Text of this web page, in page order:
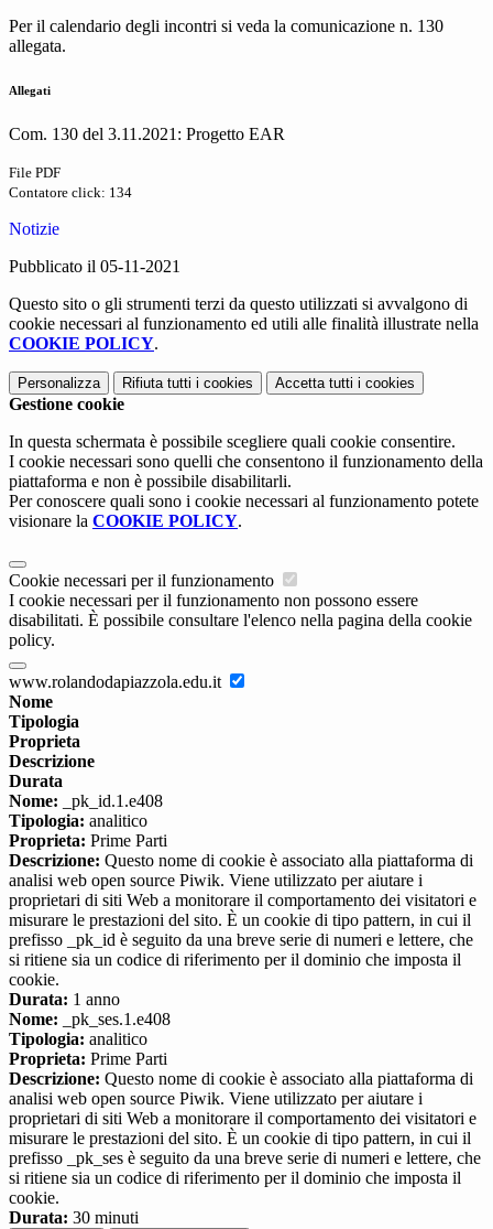
Per il calendario degli incontri si veda la comunicazione n. 130
allegata.
Allegati
Com. 130 del 3.11.2021: Progetto EAR
File PDF
Contatore click: 134
Notizie
Pubblicato il 05-11-2021
Questo sito o gli strumenti terzi da questo utilizzati si avvalgono di
cookie necessari al funzionamento ed utili alle finalità illustrate nella
COOKIE POLICY.
Personalizza Rifiuta tutti i cookies Accetta tutti i cookies
Gestione cookie
In questa schermata è possibile scegliere quali cookie consentire.
I cookie necessari sono quelli che consentono il funzionamento della
piattaforma e non è possibile disabilitarli.
Per conoscere quali sono i cookie necessari al funzionamento potete
visionare la COOKIE POLICY.
Cookie necessari per il funzionamento
I cookie necessari per il funzionamento non possono essere
disabilitati. È possibile consultare l'elenco nella pagina della cookie
policy.
www.rolandodapiazzola.edu.it
Nome
Tipologia
Proprieta
Descrizione
Durata
Nome: _pk_id.1.e408
Tipologia: analitico
Proprieta: Prime Parti
Descrizione: Questo nome di cookie è associato alla piattaforma di
analisi web open source Piwik. Viene utilizzato per aiutare i
proprietari di siti Web a monitorare il comportamento dei visitatori e
misurare le prestazioni del sito. È un cookie di tipo pattern, in cui il
prefisso _pk_id è seguito da una breve serie di numeri e lettere, che
si ritiene sia un codice di riferimento per il dominio che imposta il
cookie.
Durata: 1 anno
Nome: _pk_ses.1.e408
Tipologia: analitico
Proprieta: Prime Parti
Descrizione: Questo nome di cookie è associato alla piattaforma di
analisi web open source Piwik. Viene utilizzato per aiutare i
proprietari di siti Web a monitorare il comportamento dei visitatori e
misurare le prestazioni del sito. È un cookie di tipo pattern, in cui il
prefisso _pk_ses è seguito da una breve serie di numeri e lettere, che
si ritiene sia un codice di riferimento per il dominio che imposta il
cookie.
Durata: 30 minuti